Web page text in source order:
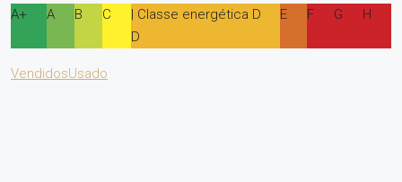
A+ A B C
| Classe energética D
D
E F G H
VendidosUsado